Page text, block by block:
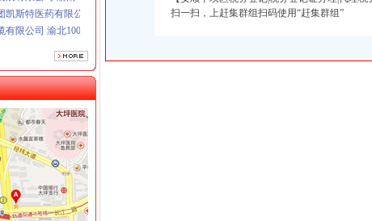
限公司 渝北10010万 (进出口权)
易有限公司 渝北100万 （进出口权）
有限公司 渝九50万 （工商注册）
有限公司 渝高100万 （工商注册）
责任公司 渝北50万 （工商注册）
司 渝沙50万 （进出口权）
限责任公司 渝北800万 （进出口权）
技术工程有限公司渝中分公司 （工商注册）
有限公司 渝中120万 （增资）
有限公司 渝南100万 （进出口权）
凯斯特医药有限公司 渝新100万 （进出口权）
记证
办理流程-商务服务-水母网
_办理殊许可证厂家_公司黄页-阿里巴巴
登记|税务登记证办理|代理税务登记】-中山赶集网
司注册_重庆启辰工商
税务登记|税务登记证办理|代理税务登记】-深圳赶集网
修税收征管暂行办法_财经法规-中华会计网校
房屋税收征管暂行办法》的通知-乐税
扫一扫，上赶集群组扫码使用“赶集群组”